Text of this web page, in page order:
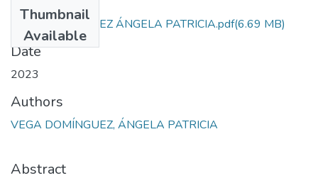
Thumbnail
Available
VEGA DOMÍNGUEZ ÁNGELA PATRICIA.pdf(6.69 MB)
Date
2023
Authors
VEGA DOMÍNGUEZ, ÁNGELA PATRICIA
Abstract